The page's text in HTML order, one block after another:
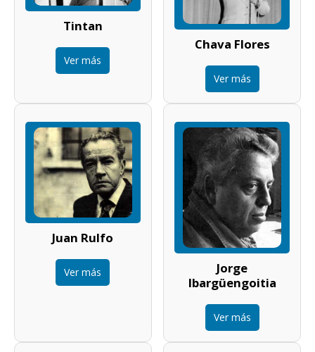
Tintan
Ver más
Chava Flores
Ver más
Juan Rulfo
Ver más
Jorge
Ibargüengoitia
Ver más